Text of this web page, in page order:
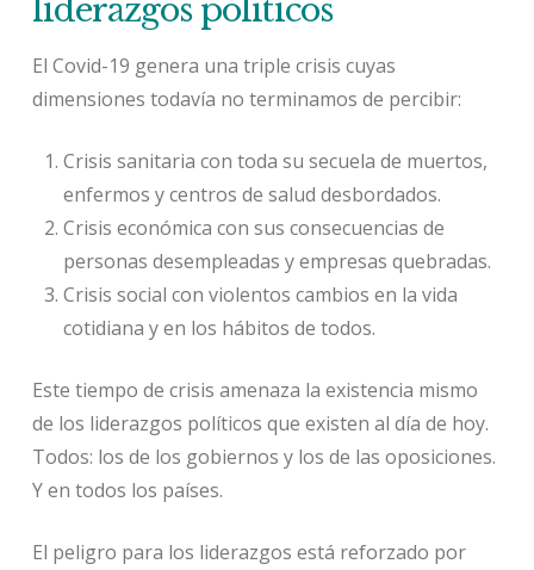
liderazgos políticos
El Covid-19 genera una triple crisis cuyas
dimensiones todavía no terminamos de percibir:
Crisis sanitaria con toda su secuela de muertos,
enfermos y centros de salud desbordados.
Crisis económica con sus consecuencias de
personas desempleadas y empresas quebradas.
Crisis social con violentos cambios en la vida
cotidiana y en los hábitos de todos.
Este tiempo de crisis amenaza la existencia mismo
de los liderazgos políticos que existen al día de hoy.
Todos: los de los gobiernos y los de las oposiciones.
Y en todos los países.
El peligro para los liderazgos está reforzado por